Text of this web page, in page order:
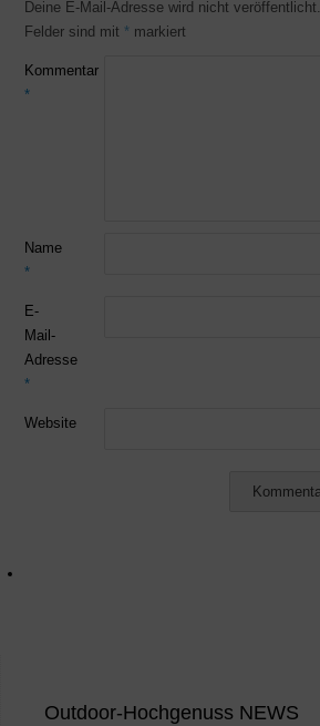
Deine E-Mail-Adresse wird nicht veröffentlicht.
Felder sind mit * markiert
Kommentar
*
Name
*
E-
Mail-
Adresse
*
Website
Outdoor-Hochgenuss NEWS